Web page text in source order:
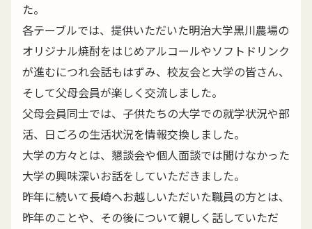
た。
各テーブルでは、提供いただいた明治大学黒川農場の
オリジナル焼酎をはじめアルコールやソフトドリンク
が進むにつれ会話もはずみ、校友会と大学の皆さん、
そして父母会員が楽しく交流しました。
父母会員同士では、子供たちの大学での就学状況や部
活、日ごろの生活状況を情報交換しました。
大学の方々とは、懇談会や個人面談では聞けなかった
大学の興味深いお話をしていただきました。
昨年に続いて長崎へお越しいただいた職員の方とは、
昨年のことや、その後について親しく話していただ